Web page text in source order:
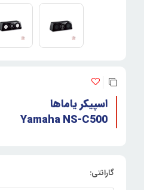
اسپیکر یاماها
Yamaha NS-C500
گارانتی: